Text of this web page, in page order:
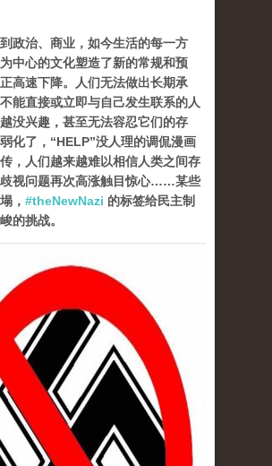
政治、商业，如今生活的每一方
中心的文化塑造了新的常规和预
高速下降。人们无法做出长期承
能直接或立即与自己发生联系的人
没兴趣，甚至无法容忍它们的存
化了，“HELP”没人理的调侃漫画
，人们越来越难以相信人类之间存
视问题再次高涨触目惊心……某些
， #theNewNazi 的标签给民主制
的挑战。